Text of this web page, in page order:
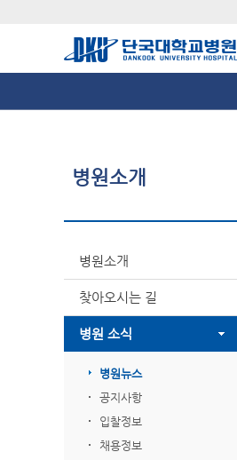
병원소개
병원소개
찾아오시는 길
병원 소식
병원뉴스
공지사항
입찰정보
채용정보